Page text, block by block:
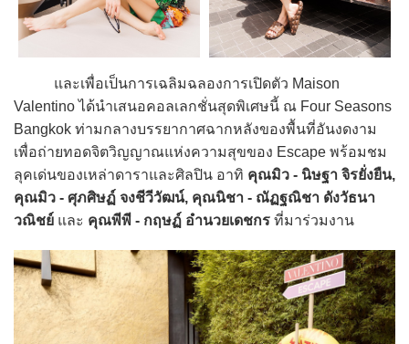
และเพื่อเป็นการเฉลิมฉลองการเปิดตัว Maison
Valentino ได้นำเสนอคอลเลกชั่นสุดพิเศษนี้ ณ Four Seasons
Bangkok ท่ามกลางบรรยากาศฉากหลังของพื้นที่อันงดงาม
เพื่อถ่ายทอดจิตวิญญาณแห่งความสุขของ Escape พร้อมชม
ลุคเด่นของเหล่าดาราและศิลปิน อาทิ คุณมิว - นิษฐา จิรยั่งยืน,
คุณมิว - ศุภศิษฏ์ จงชีวีวัฒน์, คุณนิชา - ณัฏฐณิชา ดังวัธนา
วณิชย์ และ คุณพีพี - กฤษฏ์ อํานวยเดชกร ที่มาร่วมงาน